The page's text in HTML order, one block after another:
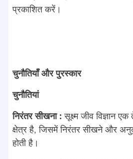
प्रकाशित करें।
चुनौतियाँ और पुरस्कार
चुनौतियां
निरंतर सीखना :सूक्ष्म जीव विज्ञान
क्षेत्र है, जिसमें निरंतर सीखने और
होती है।